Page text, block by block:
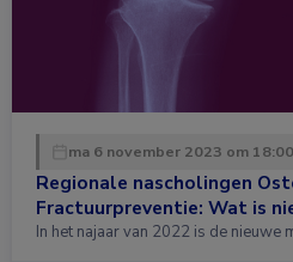
ma 6 november 2023 om
Regionale nascholingen
Fractuurpreventie: Wat is
In het najaar van 2022 is de nieuwe